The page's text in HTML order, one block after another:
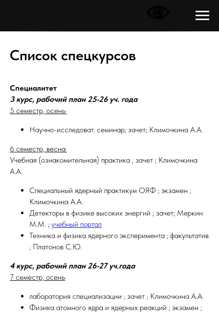
Список спецкурсов
Специалитет
3 курс, рабочий план 25-26 уч. года
5 семестр, осень·
Научно-исследоват. семинар; зачет; Климочкина А.А.
6 семестр, весна·
Учебная (ознакомительная) практика ; зачет ; Климочкина
А.А.
Специальный ядерный практикум ОЯФ ; экзамен ;
Климочкина А.А.
Детекторы в физике высоких энергий ; зачет; Меркин
М.М. ; учебный портал
Техника и физика ядерного эксперимента ; факультатив
; Платонов С.Ю.
4 курс, рабочий план 26-27 уч.года
7 семестр, осень·
лаборатория специализации ; зачет ; Климочкина А.А.
Физика атомного ядра и ядерных реакций ; экзамен ;